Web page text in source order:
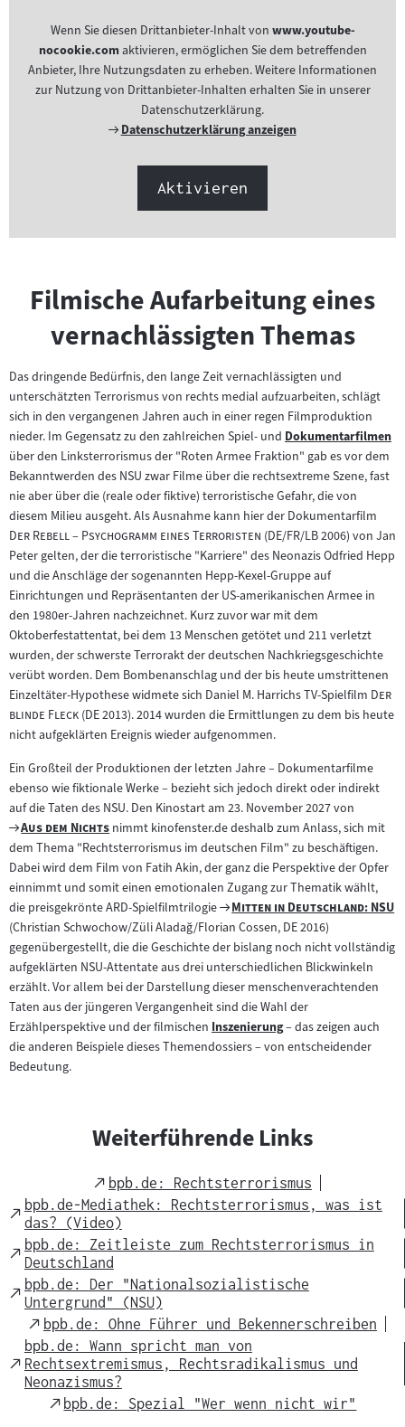
Wenn Sie diesen Drittanbieter-Inhalt von www.youtube-
nocookie.comaktivieren, ermöglichen Sie dem betreffenden
Anbieter, Ihre Nutzungsdaten zu erheben. Weitere Informationen
zur Nutzung von Drittanbieter-Inhalten erhalten Sie in unserer
Datenschutzerklärung.
Externer
Datenschutzerklärung anzeigen
Aktivieren
Filmische Aufarbeitung eines
vernachlässigten Themas
Das dringende Bedürfnis, den lange Zeit vernachlässigten und
unterschätzten Terrorismus von rechts medial aufzuarbeiten, schlägt
sich in den vergangenen Jahren auch in einer regen Filmproduktion
nieder. Im Gegensatz zu den zahlreichen Spiel- und Zum
Inhalt:
Dokumentarfilmen
über den Linksterrorismus der "Roten Armee Fraktion" gab es vor dem
Bekanntwerden des NSU zwar Filme über die rechtsextreme Szene, fast
nie aber über die (reale oder fiktive) terroristische Gefahr, die von
diesem Milieu ausgeht. Als Ausnahme kann hier der Dokumentarfilm
Der Rebell – Psychogramm eines Terroristen "(DE/FR/LB 2006) von Jan
Peter gelten, der die terroristische "Karriere" des Neonazis Odfried Hepp
und die Anschläge der sogenannten Hepp-Kexel-Gruppe auf
Einrichtungen und Repräsentanten der US-amerikanischen Armee in
den 1980er-Jahren nachzeichnet. Kurz zuvor war mit dem
Oktoberfestattentat, bei dem 13 Menschen getötet und 211 verletzt
wurden, der schwerste Terrorakt der deutschen Nachkriegsgeschichte
verübt worden. Dem Bombenanschlag und der bis heute umstrittenen
Einzeltäter-Hypothese widmete sich Daniel M. Harrichs TV-Spielfilm "Der
blinde Fleck"(DE 2013). 2014 wurden die Ermittlungen zu dem bis heute
nicht aufgeklärten Ereignis wieder aufgenommen.
Ein Großteil der Produktionen der letzten Jahre – Dokumentarfilme
ebenso wie fiktionale Werke – bezieht sich jedoch direkt oder indirekt
auf die Taten des NSU. Den Kinostart am 23. November 2027 von
Zum
Filmarchiv:
"
Aus dem Nichts"nimmt kinofenster.de deshalb zum Anlass, sich mit
dem Thema "Rechtsterrorismus im deutschen Film" zu beschäftigen.
Dabei wird dem Film von Fatih Akin, der ganz die Perspektive der Opfer
einnimmt und somit einen emotionalen Zugang zur Thematik wählt,
die preisgekrönte ARD-Spielfilmtrilogie
Zum
Filmarchiv:
"
Mitten in Deutschland: NSU"
(Christian Schwochow/Züli Aladağ/Florian Cossen, DE 2016)
gegenübergestellt, die die Geschichte der bislang noch nicht vollständig
aufgeklärten NSU-Attentate aus drei unterschiedlichen Blickwinkeln
erzählt. Vor allem bei der Darstellung dieser menschenverachtenden
Taten aus der jüngeren Vergangenheit sind die Wahl der
Erzählperspektive und der filmischen Zum
Inhalt:
Inszenierung– das zeigen auch
die anderen Beispiele dieses Themendossiers – von entscheidender
Bedeutung.
Weiterführende Links
External
Link
bpb.de: Rechtsterrorismus
External
Link
bpb.de-Mediathek: Rechtsterrorismus, was ist
das? (Video)
External
Link
bpb.de: Zeitleiste zum Rechtsterrorismus in
Deutschland
External
Link
bpb.de: Der "Nationalsozialistische
Untergrund" (NSU)
External
Link
bpb.de: Ohne Führer und Bekennerschreiben
External
Link
bpb.de: Wann spricht man von
Rechtsextremismus, Rechtsradikalismus und
Neonazismus?
External
bpb.de: Spezial "Wer wenn nicht wir"